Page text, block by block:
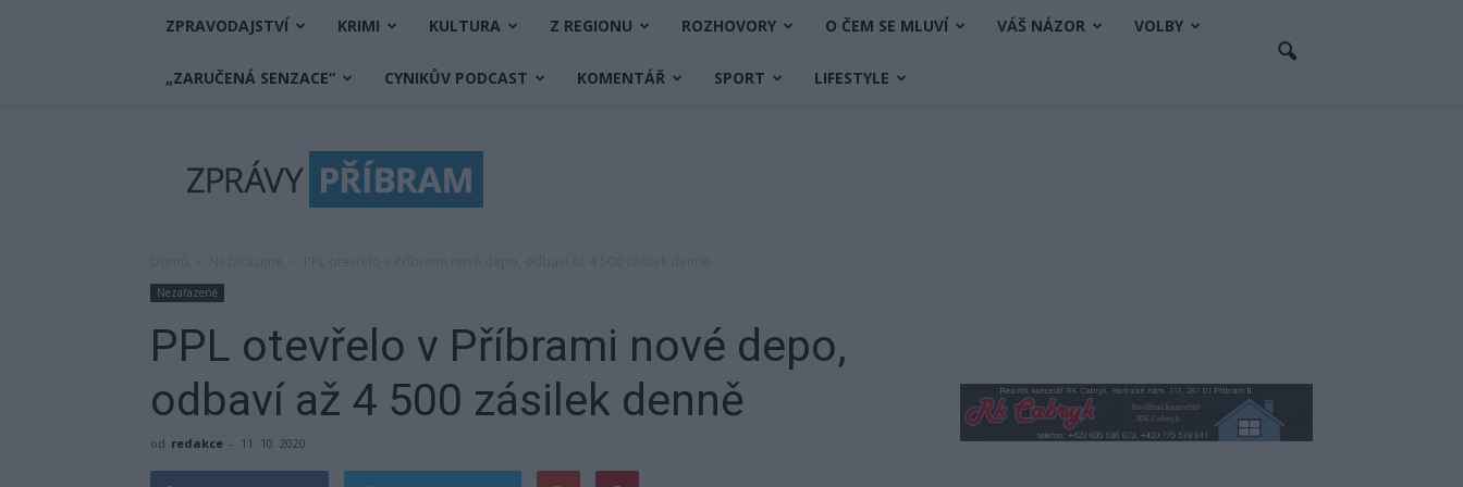
ZPRAVODAJSTVÍ KRIMI KULTURA Z REGIONU ROZHOVORY O ČEM SE MLUVÍ VÁŠ NÁZOR VOLBY
„ZARUČENÁ SENZACE“ CYNIKŮV PODCAST KOMENTÁŘ SPORT LIFESTYLE
Příbram
Nezařazené
PPL otevřelo v Příbrami nové depo,
odbaví až 4 500 zásilek denně
od redakce - 11. 10. 2020